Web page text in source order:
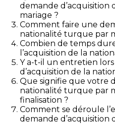
demande
mariage ?
Comment faire une
nationalité turque par
Combien de temps
l’acquisition de la
Y a-t-il un entretien
d’acquisition de la
Que signifie que votre
nationalité turque par
finalisation ?
Comment se déroule
demande